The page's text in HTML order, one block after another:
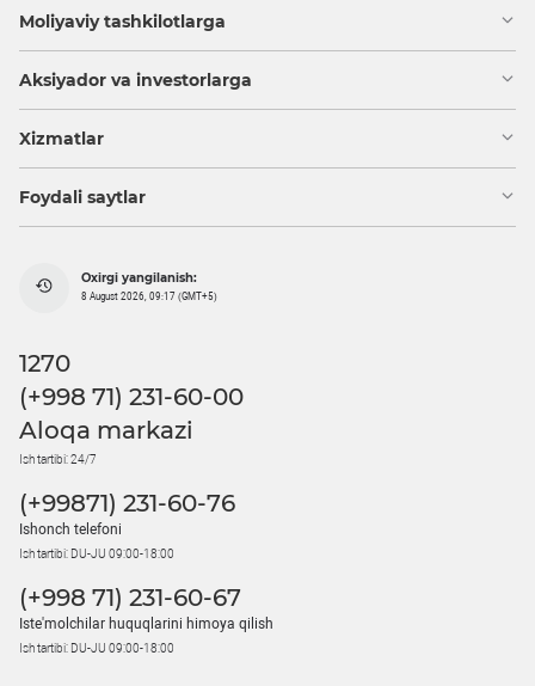
Moliyaviy tashkilotlarga
Aksiyador va investorlarga
Xizmatlar
Foydali saytlar
Oxirgi yangilanish:
8 August 2026, 09:17 (GMT+5)
1270
(+998 71) 231-60-00
Aloqa markazi
Ish tartibi: 24/7
(+99871) 231-60-76
Ishonch telefoni
Ish tartibi: DU-JU 09:00-18:00
(+998 71) 231-60-67
Iste'molchilar huquqlarini himoya qilish
Ish tartibi: DU-JU 09:00-18:00